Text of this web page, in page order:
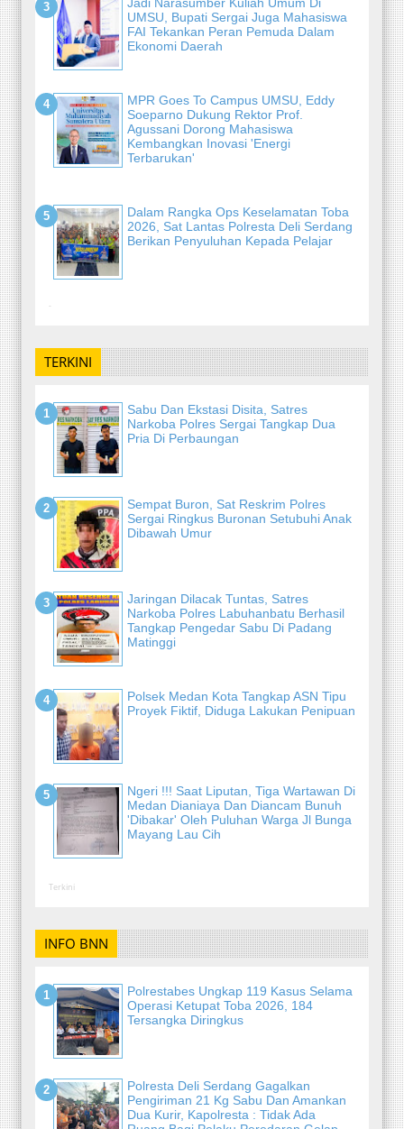
UMSU, Bupati Sergai Juga Mahasiswa
FAI Tekankan Peran Pemuda Dalam
Ekonomi Daerah
MPR Goes To Campus UMSU, Eddy
Soeparno Dukung Rektor Prof.
Agussani Dorong Mahasiswa
Kembangkan Inovasi 'Energi
Terbarukan'
Dalam Rangka Ops Keselamatan Toba
2026, Sat Lantas Polresta Deli Serdang
Berikan Penyuluhan Kepada Pelajar
-
TERKINI
Sabu Dan Ekstasi Disita, Satres
Narkoba Polres Sergai Tangkap Dua
Pria Di Perbaungan
Sempat Buron, Sat Reskrim Polres
Sergai Ringkus Buronan Setubuhi Anak
Dibawah Umur
Jaringan Dilacak Tuntas, Satres
Narkoba Polres Labuhanbatu Berhasil
Tangkap Pengedar Sabu Di Padang
Matinggi
Polsek Medan Kota Tangkap ASN Tipu
Proyek Fiktif, Diduga Lakukan Penipuan
Ngeri !!! Saat Liputan, Tiga Wartawan Di
Medan Dianiaya Dan Diancam Bunuh
'Dibakar' Oleh Puluhan Warga Jl Bunga
Mayang Lau Cih
Terkini
INFO BNN
Polrestabes Ungkap 119 Kasus Selama
Operasi Ketupat Toba 2026, 184
Tersangka Diringkus
Polresta Deli Serdang Gagalkan
Pengiriman 21 Kg Sabu Dan Amankan
Dua Kurir, Kapolresta : Tidak Ada